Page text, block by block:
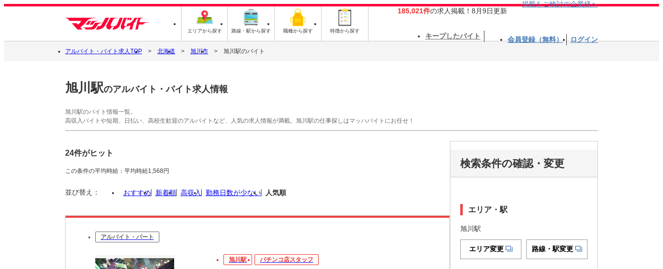
エリアから探す 路線・駅から探す 職種から探す 特徴から探す
185,021件の求人掲載！8月9日更新
掲載をご検討の企業様へ
キープしたバイト 会員登録（無料） ログイン
アルバイト・バイト求人TOP 北海道 旭川市 旭川駅のバイト
旭川駅のアルバイト・バイト求人情報
旭川駅のバイト情報一覧。
高収入バイトや短期、日払い、高校生歓迎のアルバイトなど、人気の求人情報が満載。旭川駅の仕事探しはマッハバイトにお任せ！
24件がヒット
この条件の平均時給：平均時給1,568円
並び替え： おすすめ 新着順 高収入 勤務日数が少ない 人気順
アルバイト・パート
旭川駅 パチンコ店スタッフ
検索条件の確認・変更
エリア・駅
旭川駅
エリア変更 路線・駅変更